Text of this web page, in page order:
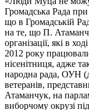
Громадська Рада
що в Громадській
на те, що П.
організації, які в
2012 року
нісенітниця, адже
народна рада, ОУН
ветеранів,
Атаманчук, на
виборчому окрузі